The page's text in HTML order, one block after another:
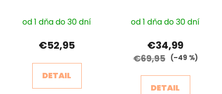
od 1 dňa do 30 dní
€52,95
DETAIL
od 1 dňa do 30 dní
€34,99
€69,95 (–49 %)
DETAIL